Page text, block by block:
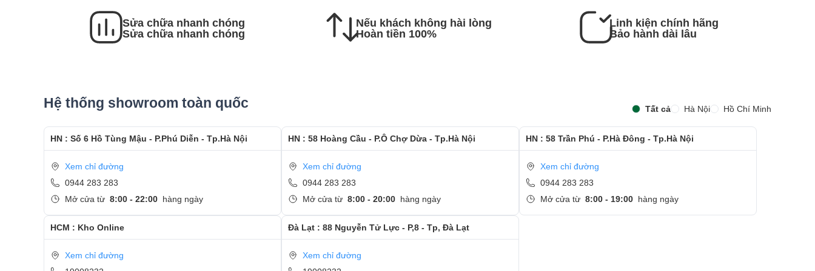
- Sau khi thay màn hình xong, khách hàng sẽ được hướng dẫn kiểm tra lại màn hình mới
- HotlineCSKH dịch vụ sửa chữa: 0944-283-283
Sửa chữa nhanh chóng
Sửa chữa nhanh chóng
Nếu khách không hài lòng
Hoàn tiền 100%
Linh kiện chính hãng
Bảo hành dài lâu
Hệ thống showroom toàn quốc Tất cả Hà Nội Hồ Chí Minh
HN : Số 6 Hồ Tùng Mậu - P.Phú Diễn - Tp.Hà Nội
Xem chỉ đường
0944 283 283
Mở cửa từ 8:00 - 22:00 hàng ngày
HN : 58 Hoàng Cầu - P.Ô Chợ Dừa - Tp.Hà Nội
Xem chỉ đường
0944 283 283
Mở cửa từ 8:00 - 20:00 hàng ngày
HN : 58 Trần Phú - P.Hà Đông - Tp.Hà Nội
Xem chỉ đường
0944 283 283
Mở cửa từ 8:00 - 19:00 hàng ngày
HCM : Kho Online
Xem chỉ đường
Đà Lạt : 88 Nguyễn Tử Lực - P,8 - Tp, Đà Lạt
Xem chỉ đường